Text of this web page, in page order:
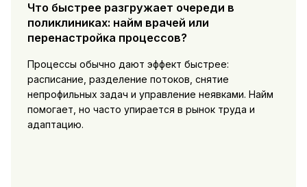
Что быстрее разгружает очереди в
поликлиниках: найм врачей или
перенастройка процессов?
Процессы обычно дают эффект быстрее:
расписание, разделение потоков, снятие
непрофильных задач и управление неявками. Найм
помогает, но часто упирается в рынок труда и
адаптацию.